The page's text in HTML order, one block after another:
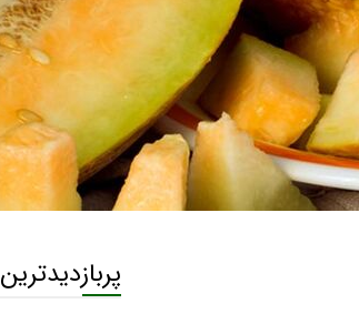
پربازدیدترین